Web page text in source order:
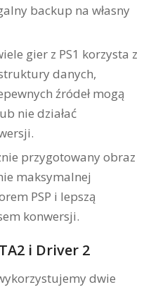
backup na własny
gier z PS1 korzysta z
danych,
źródeł mogą
nie działać
przygotowany obraz
maksymalnej
PSP i lepszą
konwersji.
i Driver 2
dwie